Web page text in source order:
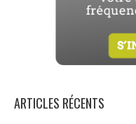
ARTICLES RÉCENTS